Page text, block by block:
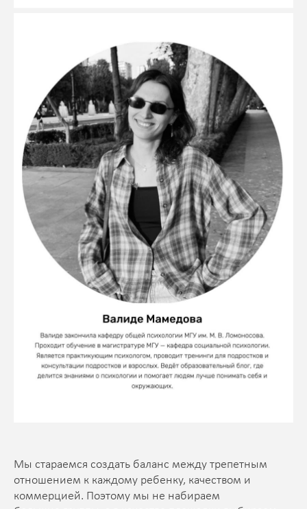
Мы стараемся создать баланс между трепетным
отношением к каждому ребенку, качеством и
коммерцией. Поэтому мы не набираем